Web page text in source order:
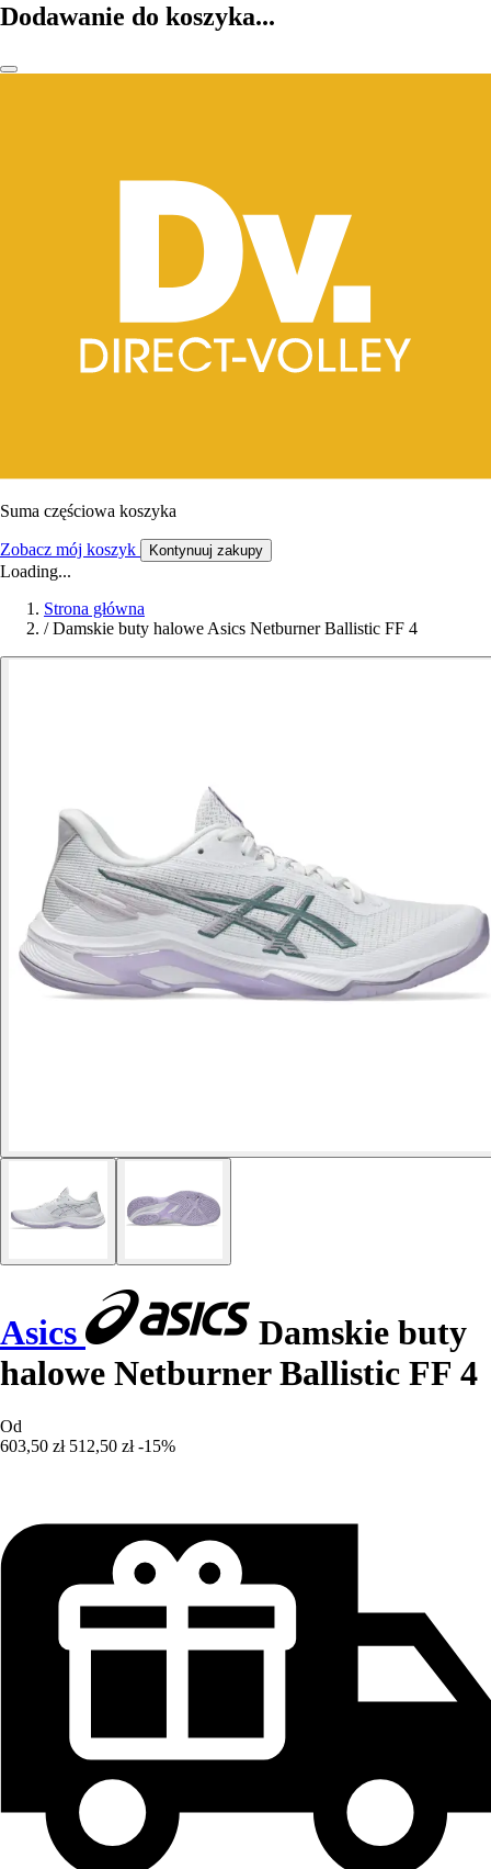
Dodawanie do koszyka...
Suma częściowa koszyka
Zobacz mój koszyk Kontynuuj zakupy
Loading...
Strona główna
/ Damskie buty halowe Asics Netburner Ballistic FF 4
Asics
Damskie buty
halowe Netburner Ballistic FF 4
Od
603,50 zł 512,50 zł -15%